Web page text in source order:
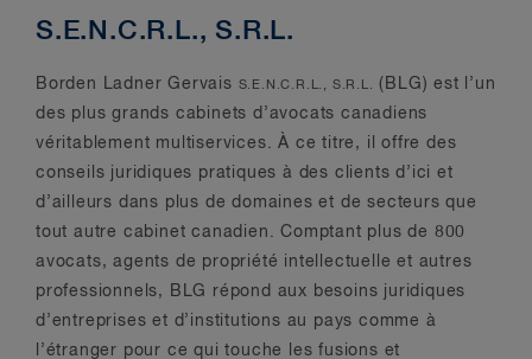
S.E.N.C.R.L., S.R.L.
Borden Ladner Gervais S.E.N.C.R.L., S.R.L. (BLG) est l’un
des plus grands cabinets d’avocats canadiens
véritablement multiservices. À ce titre, il offre des
conseils juridiques pratiques à des clients d’ici et
d’ailleurs dans plus de domaines et de secteurs que
tout autre cabinet canadien. Comptant plus de 800
avocats, agents de propriété intellectuelle et autres
professionnels, BLG répond aux besoins juridiques
d’entreprises et d’institutions au pays comme à
l’étranger pour ce qui touche les fusions et